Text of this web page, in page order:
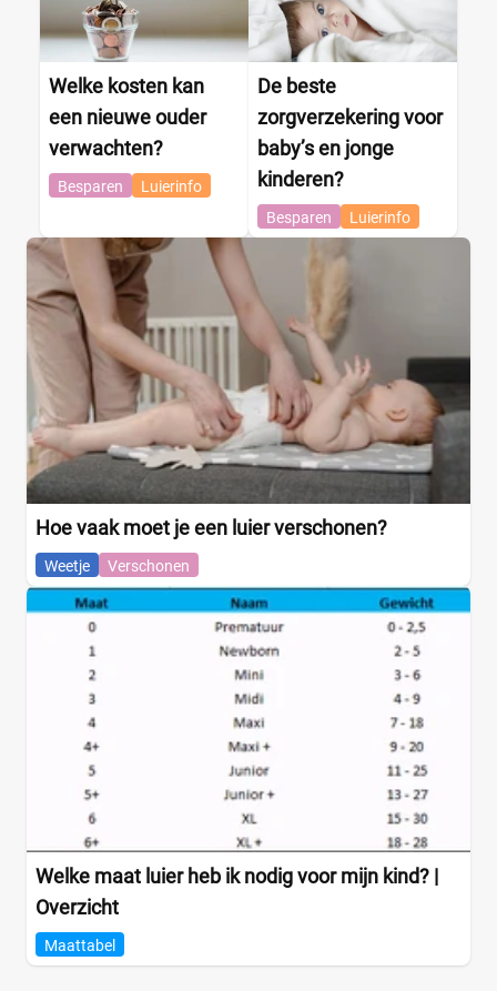
Welke kosten kan
een nieuwe ouder
verwachten?
Besparen Luierinfo
De beste
zorgverzekering voor
baby’s en jonge
kinderen?
Besparen Luierinfo
Hoe vaak moet je een luier verschonen?
Weetje Verschonen
Welke maat luier heb ik nodig voor mijn kind? |
Overzicht
Maattabel